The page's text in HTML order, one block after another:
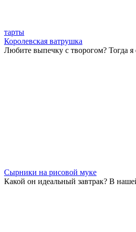
тарты
Королевская ватрушка
Любите выпечку с творогом? Тогда
Сырники на рисовой муке
Какой он идеальный завтрак? В